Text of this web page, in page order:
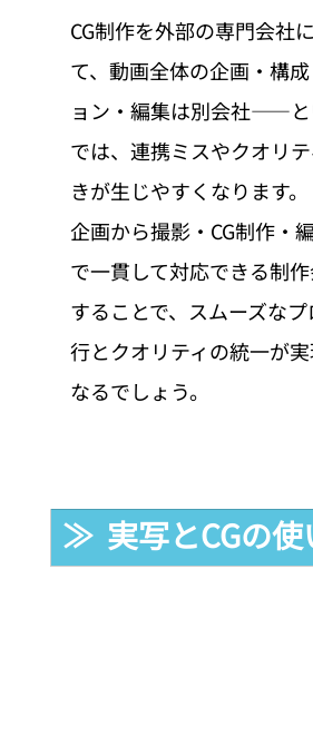
CG制作を外部の専門会社
て、動画全体の企画・構
ョン・編集は別会社——と
では、連携ミスやクオリ
きが生じやすくなります。
企画から撮影・CG制作・
で一貫して対応できる制
することで、スムーズな
行とクオリティの統一が
なるでしょう。
≫  実写とCGの